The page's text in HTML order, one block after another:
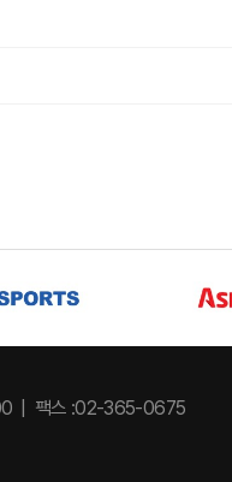
팩스 :02-365-0675